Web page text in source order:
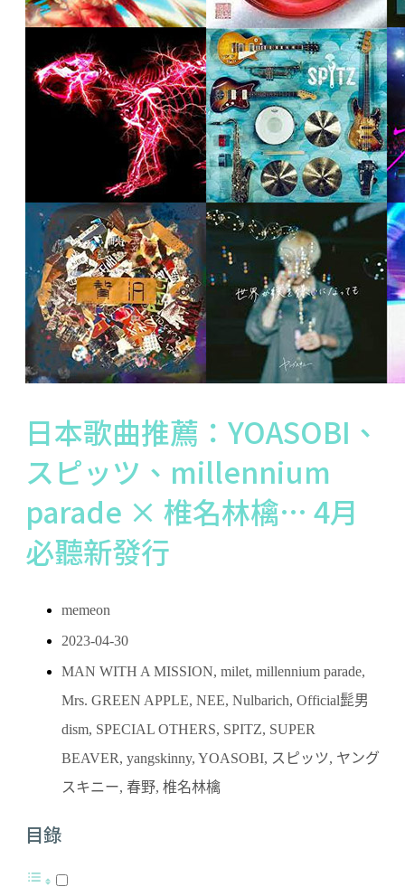
日本歌曲推薦：YOASOBI、
スピッツ、millennium
parade × 椎名林檎… 4月
必聽新發行
memeon
2023-04-30
MAN WITH A MISSION, milet, millennium parade,
Mrs. GREEN APPLE, NEE, Nulbarich, Official髭男
dism, SPECIAL OTHERS, SPITZ, SUPER
BEAVER, yangskinny, YOASOBI, スピッツ, ヤング
スキニー, 春野, 椎名林檎
目錄